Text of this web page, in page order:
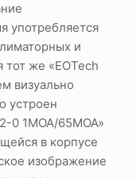
употребляется
и
тот же «EOTech
визуально
устроен
0 1MOA/65MOA»
в корпусе
изображение